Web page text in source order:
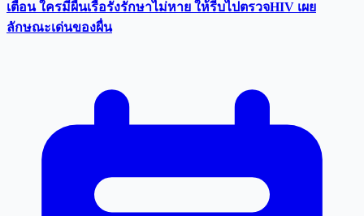
เตือน ใครมีผื่นเรื้อรังรักษาไม่หาย ให้รีบไปตรวจHIV เผย
ลักษณะเด่นของผื่น